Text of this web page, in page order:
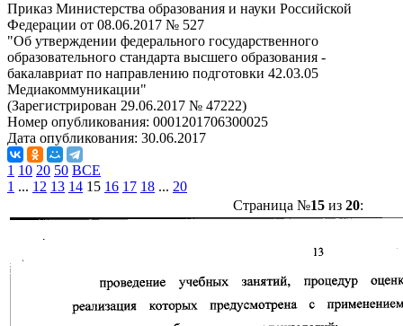
Приказ Министерства образования и науки Российской
Федерации от 08.06.2017 № 527
"Об утверждении федерального государственного
образовательного стандарта высшего образования -
бакалавриат по направлению подготовки 42.03.05
Медиакоммуникации"
(Зарегистрирован 29.06.2017 № 47222)
Номер опубликования: 0001201706300025
Дата опубликования: 30.06.2017
1 10 20 50 ВСЕ
1 ... 12 13 14 15 16 17 18 ... 20
Страница №15из 20: